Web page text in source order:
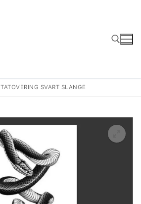
TATOVERING SVART SLANGE